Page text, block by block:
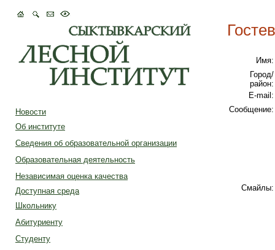
Новости
Об институте
Сведения об образовательной организации
Образовательная деятельность
Независимая оценка качества
Доступная среда
Школьнику
Абитуриенту
Студенту
Имя:
Город/
район:
E-mail:
Сообщение:
Смайлы: